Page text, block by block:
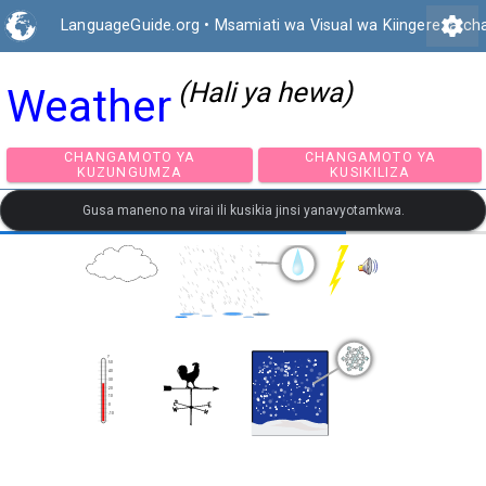
LanguageGuide.org • Msamiati wa Visual wa Kiingereza
settings
Weather (Hali ya hewa)
CHANGAMOTO YA
KUZUNGUMZA
CHANGAMOTO
KUSIKILIZA
Gusa maneno na virai ili kusikia jinsi yanavyotamkwa.